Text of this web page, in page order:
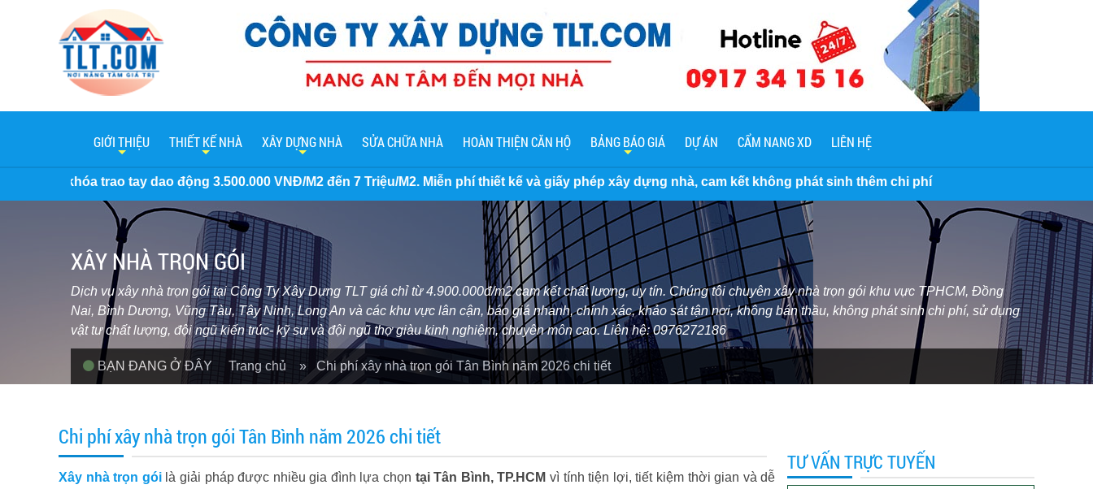
GIỚI THIỆU THIẾT KẾ NHÀ XÂY DỰNG NHÀ SỬA CHỮA NHÀ HOÀN THIỆN CĂN HỘ BẢNG BÁO GIÁ DỰ ÁN CẨM NANG XD LIÊN HỆ
động 3.500.000 VNĐ/M2 đến 7 Triệu/M2. Miễn phí thiết kế và giấy phép xây dựng nhà, cam kết không phát sinh thêm chi phí
XÂY NHÀ TRỌN GÓI
Dịch vụ xây nhà trọn gói tại Công Ty Xây Dựng TLT giá chỉ từ 4.900.000đ/m2 cam kết chất lượng, uy tín. Chúng tôi chuyên xây nhà trọn gói khu vực TPHCM, Đồng
Nai, Bình Dương, Vũng Tàu, Tây Ninh, Long An và các khu vực lân cận, báo giá nhanh, chính xác, khảo sát tận nơi, không bán thầu, không phát sinh chi phí, sử dụng
vật tư chất lượng, đội ngũ kiến trúc- kỹ sư và đội ngũ thợ giàu kinh nghiệm, chuyên môn cao. Liên hệ: 0976272186
BẠN ĐANG Ở ĐÂY Trang chủ » Chi phí xây nhà trọn gói Tân Bình năm 2026 chi tiết
Chi phí xây nhà trọn gói Tân Bình năm 2026 chi tiết
Xây nhà trọn góilà giải pháp được nhiều gia đình lựa chọn tại Tân Bình, TP.HCM vì tính tiện lợi, tiết kiệm thời gian và dễ
TƯ VẤN TRỰC TUYẾN